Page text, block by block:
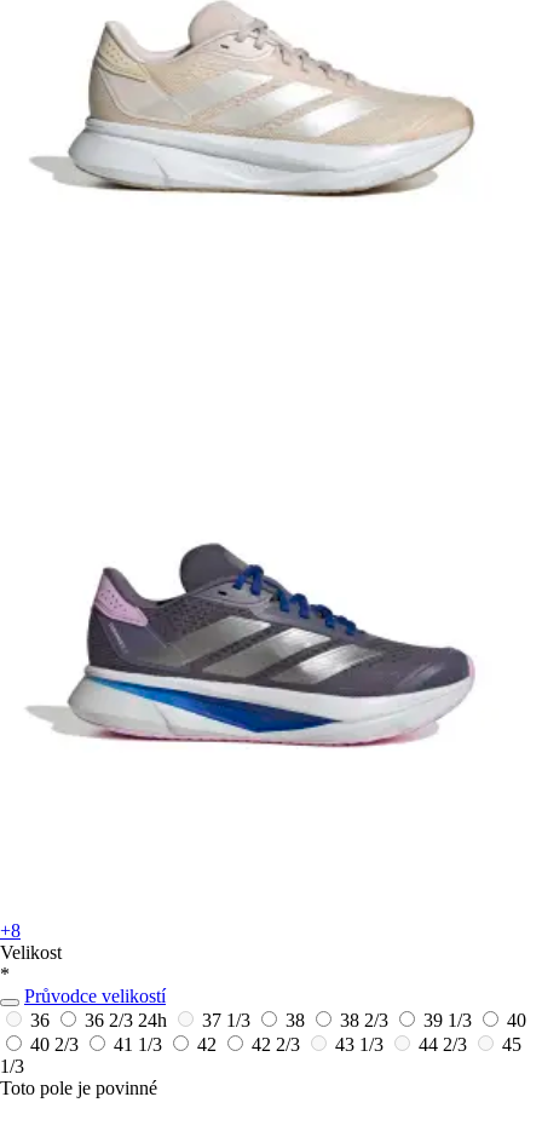
+8
Velikost
*
Průvodce velikostí
36
36 2/3 24h 37 1/3 38 38 2/3 39 1/3
40
40 2/3
41 1/3 42 42 2/3 43 1/3 44 2/3
45
1/3
Toto pole je povinné